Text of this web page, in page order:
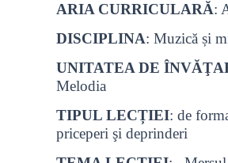
ARIA CURRICULARĂ:
DISCIPLINA: Muzică și
UNITATEA DE
Melodia
TIPUL LECȚIEI: de
priceperi şi deprinderi